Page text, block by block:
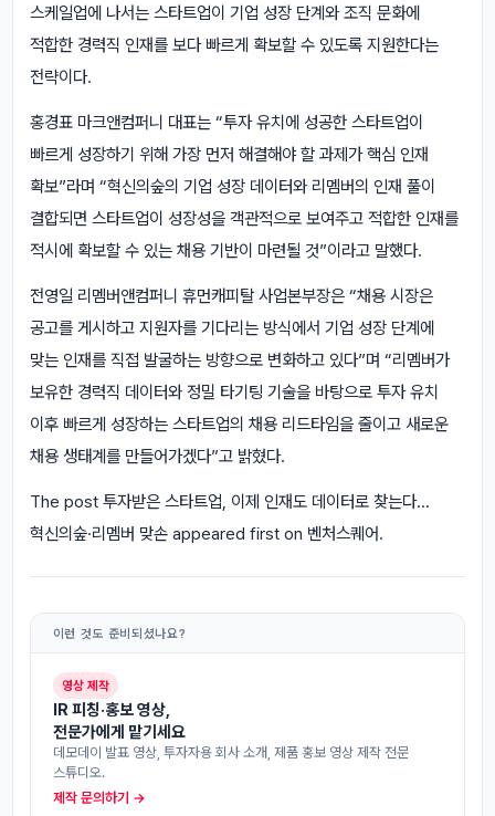
스케일업에 나서는 스타트업이 기업 성장 단계와 조직 문화에
적합한 경력직 인재를 보다 빠르게 확보할 수 있도록 지원한다는
전략이다.
홍경표 마크앤컴퍼니 대표는 “투자 유치에 성공한 스타트업이
빠르게 성장하기 위해 가장 먼저 해결해야 할 과제가 핵심 인재
확보”라며 “혁신의숲의 기업 성장 데이터와 리멤버의 인재 풀이
결합되면 스타트업이 성장성을 객관적으로 보여주고 적합한 인재를
적시에 확보할 수 있는 채용 기반이 마련될 것”이라고 말했다.
전영일 리멤버앤컴퍼니 휴먼캐피탈 사업본부장은 “채용 시장은
공고를 게시하고 지원자를 기다리는 방식에서 기업 성장 단계에
맞는 인재를 직접 발굴하는 방향으로 변화하고 있다”며 “리멤버가
보유한 경력직 데이터와 정밀 타기팅 기술을 바탕으로 투자 유치
이후 빠르게 성장하는 스타트업의 채용 리드타임을 줄이고 새로운
채용 생태계를 만들어가겠다”고 밝혔다.
The post 투자받은 스타트업, 이제 인재도 데이터로 찾는다…
혁신의숲·리멤버 맞손 appeared first on 벤처스퀘어.
이런 것도 준비되셨나요?
영상 제작
IR 피칭·홍보 영상,
전문가에게 맡기세요
데모데이 발표 영상, 투자자용 회사 소개, 제품 홍보 영상 제작 전문
스튜디오.
제작 문의하기 →